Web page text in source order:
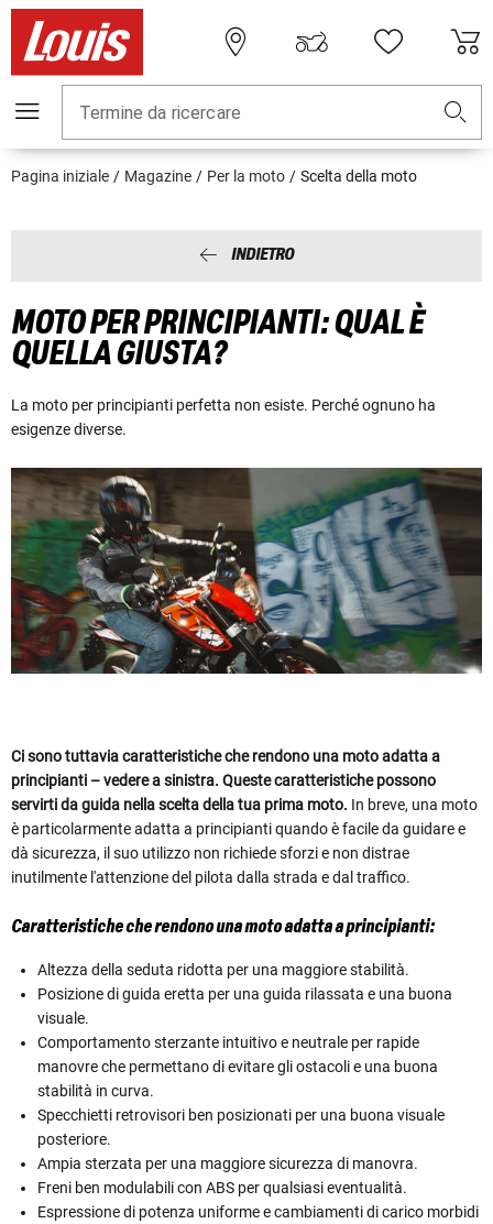
Termine da ricercare
Pagina iniziale Magazine Per la moto Scelta della moto
INDIETRO
MOTO PER PRINCIPIANTI: QUAL È
QUELLA GIUSTA?
La moto per principianti perfetta non esiste. Perché ognuno ha
esigenze diverse.
Ci sono tuttavia caratteristiche che rendono una moto adatta a
principianti – vedere a sinistra. Queste caratteristiche possono
servirti da guida nella scelta della tua prima moto. In breve, una moto
è particolarmente adatta a principianti quando è facile da guidare e
dà sicurezza, il suo utilizzo non richiede sforzi e non distrae
inutilmente l'attenzione del pilota dalla strada e dal traffico.
Caratteristiche che rendono una moto adatta a principianti:
Altezza della seduta ridotta per una maggiore stabilità.
Posizione di guida eretta per una guida rilassata e una buona
visuale.
Comportamento sterzante intuitivo e neutrale per rapide
manovre che permettano di evitare gli ostacoli e una buona
stabilità in curva.
Specchietti retrovisori ben posizionati per una buona visuale
posteriore.
Ampia sterzata per una maggiore sicurezza di manovra.
Freni ben modulabili con ABS per qualsiasi eventualità.
Espressione di potenza uniforme e cambiamenti di carico morbidi